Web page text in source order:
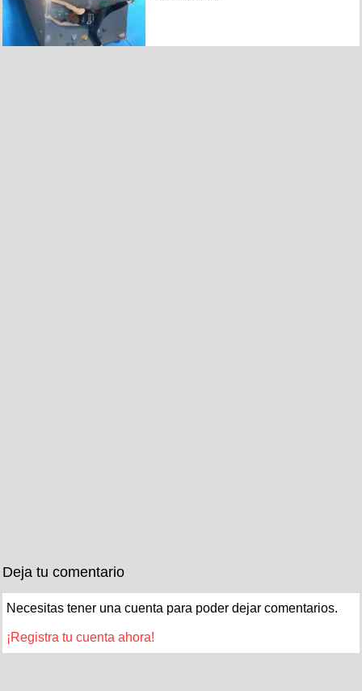
Deja tu comentario
Necesitas tener una cuenta para poder dejar comentarios.
¡Registra tu cuenta ahora!